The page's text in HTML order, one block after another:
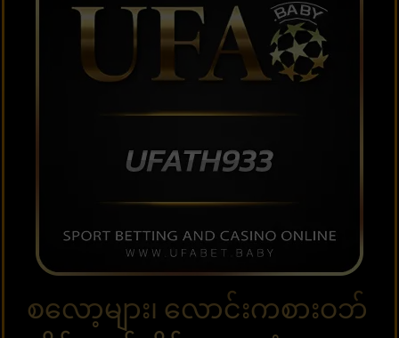
စလော့များ၊ လောင်းကစားဝဘ်